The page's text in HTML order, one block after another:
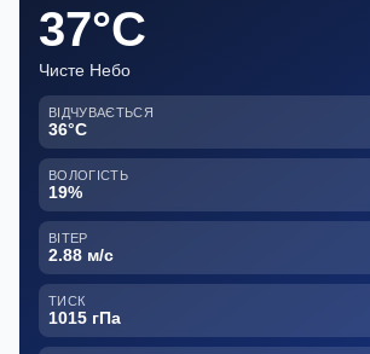
37°C
Чисте Небо
ВІДЧУВАЄТЬСЯ
36°C
ВОЛОГІСТЬ
19%
ВІТЕР
2.88 м/с
ТИСК
1015 гПа